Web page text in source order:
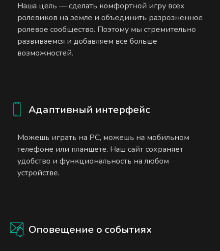
Наша цель — сделать комфортной игру всех
ролевиков на земле и объединить разрозненное
ролевое сообщество. Поэтому мы стремительно
развиваемся и добавляем все больше
возможностей.
Адаптивный интерфейс
Можешь играть на PC, можешь на мобильном
телефоне или планшете. Наш сайт сохраняет
удобство и функциональность на любом
устройстве.
Оповещение о событиях